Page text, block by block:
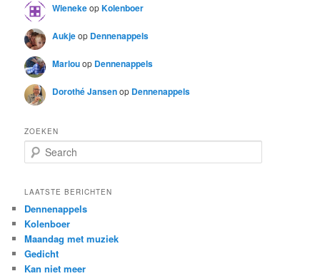
WienekeopKolenboer
Aukjeop Dennenappels
Marlouop Dennenappels
Dorothé Jansenop Dennenappels
ZOEKEN
e
r
h
LAATSTE BERICHTEN
Dennenappels
Kolenboer
Maandag met muziek
Gedicht
Kan niet meer